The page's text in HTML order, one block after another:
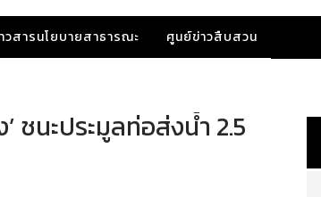
วสารนโยบายสาธารณะ ศูนย์ข่าวสืบสวน
ชนะประมูลท่อส่งน้ำ 2.5